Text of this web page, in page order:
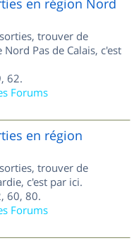
en région Nord
trouver de
Pas de Calais, c'est
62.
Forums
en région
trouver de
c'est par ici.
60, 80.
Forums